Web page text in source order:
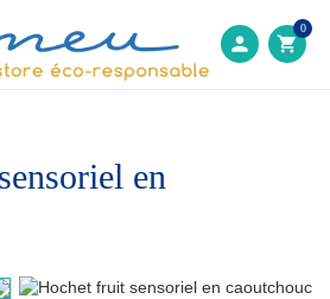
person shopping_cart
0
en